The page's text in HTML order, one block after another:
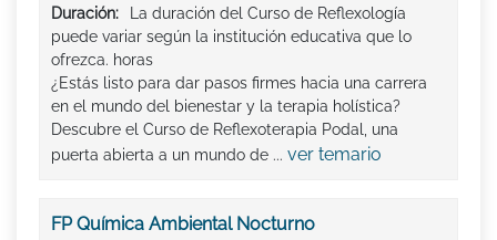
Duración:
La duración del Curso de Reflexología
puede variar según la institución educativa que lo
ofrezca. horas
¿Estás listo para dar pasos firmes hacia una carrera
en el mundo del bienestar y la terapia holística?
Descubre el Curso de Reflexoterapia Podal, una
puerta abierta a un mundo de ... ver temario
FP Química Ambiental Nocturno